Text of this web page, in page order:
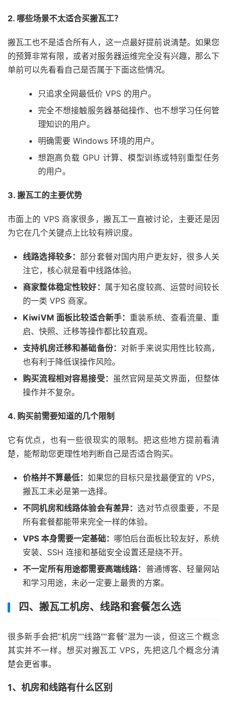
2. 哪些场景不太适合买搬瓦工？
搬瓦工也不是适合所有人，这一点最好提前说清楚。如果您
的预算非常有限，或者对服务器运维完全没有兴趣，那么下
单前可以先看看自己是否属于下面这些情况。
只追求全网最低价 VPS 的用户。
完全不想接触服务器基础操作、也不想学习任何管
理知识的用户。
明确需要 Windows 环境的用户。
想跑高负载 GPU 计算、模型训练或特别重型任务
的用户。
3. 搬瓦工的主要优势
市面上的 VPS 商家很多，搬瓦工一直被讨论，主要还是因
为它在几个关键点上比较有辨识度。
线路选择较多：部分套餐对国内用户更友好，很多人关
注它，核心就是看中线路体验。
商家整体稳定性较好： 属于知名度较高、运营时间较长
的一类 VPS 商家。
KiwiVM 面板比较适合新手： 重装系统、查看流量、重
启、快照、迁移等操作都比较直观。
支持机房迁移和基础备份： 对新手来说实用性比较高，
也有利于降低误操作风险。
购买流程相对容易接受： 虽然官网是英文界面，但整体
操作并不复杂。
4. 购买前需要知道的几个限制
它有优点，也有一些很现实的限制。把这些地方提前看清
楚，能帮助您更理性地判断自己是否适合购买。
价格并不算最低： 如果您的目标只是找最便宜的 VPS，
搬瓦工未必是第一选择。
不同机房和线路体验会有差异： 选对节点很重要，不是
所有套餐都能带来完全一样的体验。
VPS 本身需要一定基础： 哪怕后台面板比较友好，系统
安装、SSH 连接和基础安全设置还是绕不开。
不一定所有用途都需要高端线路： 普通博客、轻量网站
和学习用途，未必一定要上最贵的方案。
四、搬瓦工机房、线路和套餐怎么选
很多新手会把“机房”“线路”“套餐”混为一谈，但这三个概念
其实并不一样。想买对搬瓦工 VPS，先把这几个概念分清
楚会更省事。
1、机房和线路有什么区别